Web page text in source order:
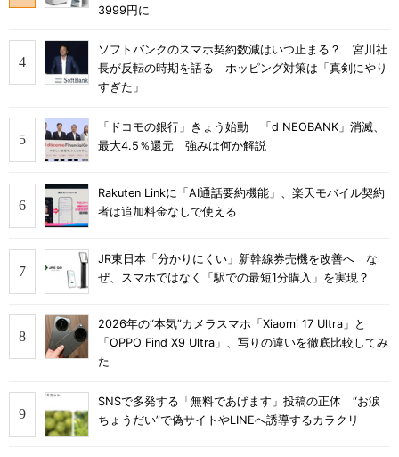
3999円に
ソフトバンクのスマホ契約数減はいつ止まる？ 宮川社
長が反転の時期を語る ホッピング対策は「真剣にやり
すぎた」
「ドコモの銀行」きょう始動 「d NEOBANK」消滅、
最大4.5％還元 強みは何か解説
Rakuten Linkに「AI通話要約機能」、楽天モバイル契約
者は追加料金なしで使える
JR東日本「分かりにくい」新幹線券売機を改善へ な
ぜ、スマホではなく「駅での最短1分購入」を実現？
2026年の“本気”カメラスマホ「Xiaomi 17 Ultra」と
「OPPO Find X9 Ultra」、写りの違いを徹底比較してみ
た
SNSで多発する「無料であげます」投稿の正体 “お涙
ちょうだい”で偽サイトやLINEへ誘導するカラクリ